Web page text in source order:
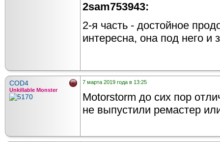
2sam753943:
2-я часть - достойное
интересна, она под него и
COD4
Unkillable Monster
7 марта 2019 года в 13:25
Motorstorm до сих пор
не выпустили ремастер